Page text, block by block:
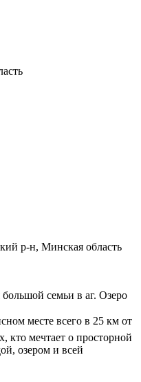
р-н, Минская область
семьи в аг. Озеро
месте всего в 25 км от
мечтает о просторной
озером и всей